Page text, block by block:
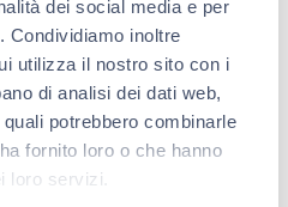
dei social media e per
Condividiamo inoltre
utilizza il nostro sito con i
di analisi dei dati web,
potrebbero combinarle
fornito loro o che hanno
loro servizi.